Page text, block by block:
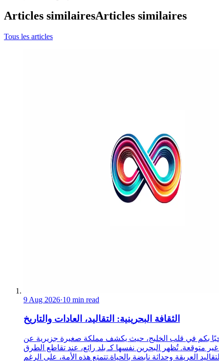
Articles similairesArticles similaires
Tous les articles
9 Aug 2026·10 min read
الثقافة البحرينية: التقاليد، العادات والتاريخ
بكم في قلب الخليج، حيث يكشف مملكة صغيرة جزيرية عن
متوقعة. تُظهر البحرين نفسها كـ بلد رائع، عند تقاطع الطرق
العريقة وحداثة نابضة بالحياة.تتمتع هذه الأمة، على الرغم